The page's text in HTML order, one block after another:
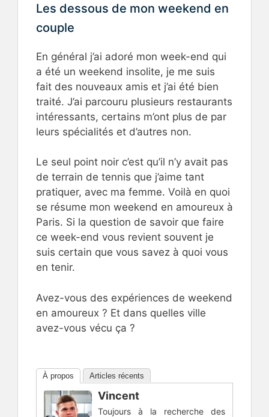
Les dessous de mon weekend en
couple
En général j’ai adoré mon week-end qui
a été un weekend insolite, je me suis
fait des nouveaux amis et j’ai été bien
traité. J’ai parcouru plusieurs restaurants
intéressants, certains m’ont plus de par
leurs spécialités et d’autres non.
Le seul point noir c’est qu’il n’y avait pas
de terrain de tennis que j’aime tant
pratiquer, avec ma femme. Voilà en quoi
se résume mon weekend en amoureux à
Paris. Si la question de savoir que faire
ce week-end vous revient souvent je
suis certain que vous savez à quoi vous
en tenir.
Avez-vous des expériences de weekend
en amoureux ? Et dans quelles ville
avez-vous vécu ça ?
À propos Articles récents
Vincent
Toujours à la recherche des